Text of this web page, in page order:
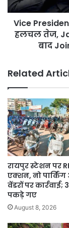
मजबूती
करूंगी
तेज,
Jagdeep
Dhankhar
बाद
Joint
Candidate
उतारने
की
तैयारी
Vice
हलचल तेज,
बाद
Related
रायपुर स्टेशन पर
एक्शन, नो
वेंडरों पर
पकड़े गए
August 8, 2026